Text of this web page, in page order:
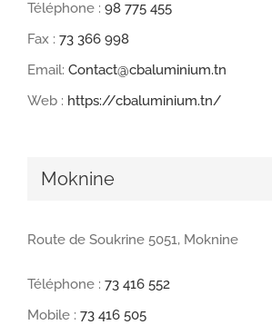
Téléphone : 98 775 455
Fax : 73 366 998
Email: Contact@cbaluminium.tn
Web : https://cbaluminium.tn/
Moknine
Route de Soukrine 5051, Moknine
Téléphone : 73 416 552
Mobile : 73 416 505